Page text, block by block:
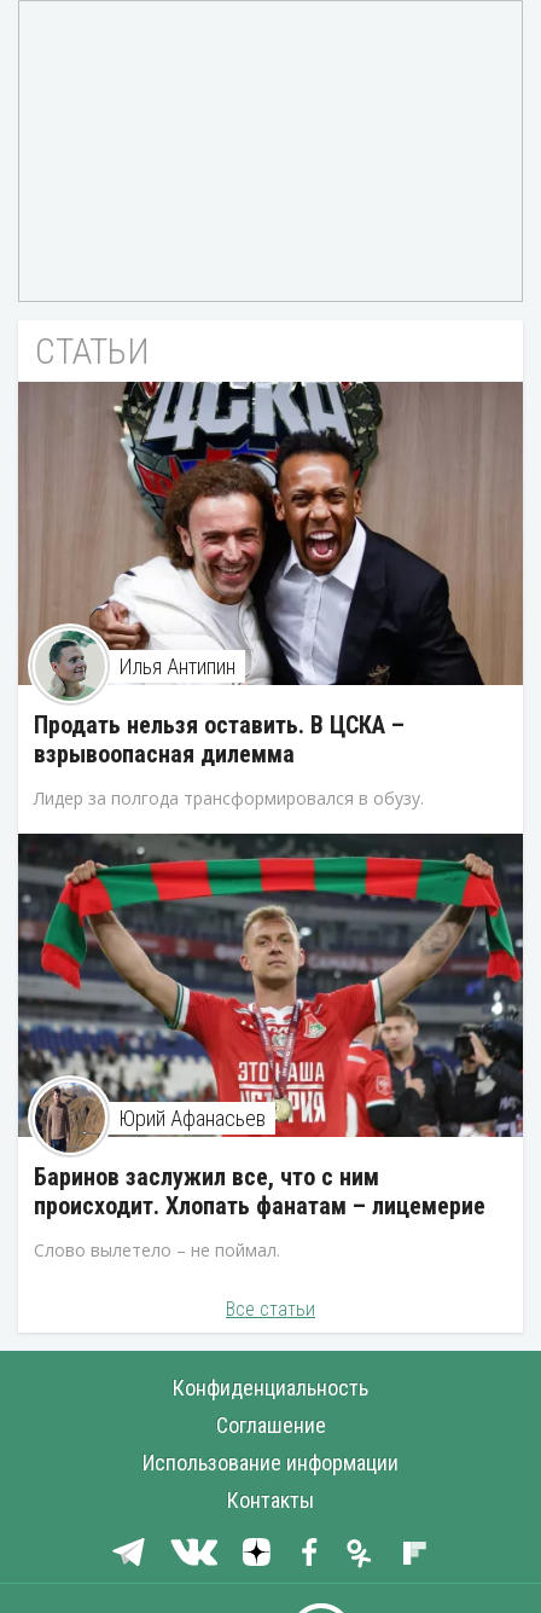
СТАТЬИ
Илья Антипин
Продать нельзя оставить. В ЦСКА –
взрывоопасная дилемма
Лидер за полгода трансформировался в обузу.
Юрий Афанасьев
Баринов заслужил все, что с ним
происходит. Хлопать фанатам – лицемерие
Слово вылетело – не поймал.
Все статьи
Конфиденциальность
Соглашение
Использование информации
Контакты